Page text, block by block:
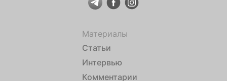
Материалы
Статьи
Интервью
Комментарии